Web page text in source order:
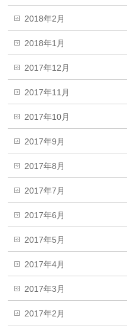
2018年2月
2018年1月
2017年12月
2017年11月
2017年10月
2017年9月
2017年8月
2017年7月
2017年6月
2017年5月
2017年4月
2017年3月
2017年2月